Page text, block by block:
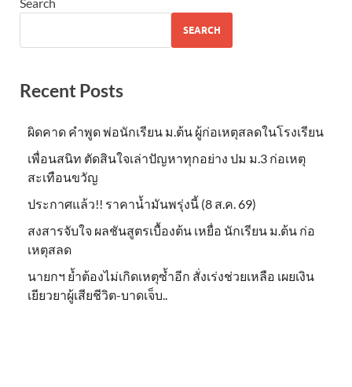
SEARCH
Recent Posts
ผิดคาด คำพูด พ่อนักเรียน ม.ต้น ผู้ก่อเหตุสลดในโรงเรียน
เพื่อนสนิท ตัดสินใจเล่าปัญหาทุกอย่าง ปม ม.3 ก่อเหตุ
สะเทือนขวัญ
ประกาศแล้ว!! ราคาน้ำมันพรุ่งนี้ (8 ส.ค. 69)
สงสารจับใจ ผลชันสูตรเบื้องต้น เหยื่อ นักเรียน ม.ต้น ก่อ
เหตุสลด
นายกฯ ย้ำต้องไม่เกิดเหตุซ้ำอีก สั่งเร่งช่วยเหลือ เผยเงิน
เยียวยาผู้เสียชีวิต-บาดเจ็บ..